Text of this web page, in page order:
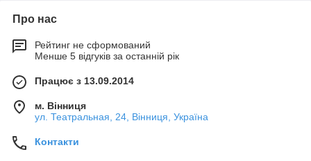
Про нас
Рейтинг не сформований
Менше 5 відгуків за останній рік
Працює з 13.09.2014
м. Вінниця
ул. Театральная, 24, Вінниця, Україна
Контакти